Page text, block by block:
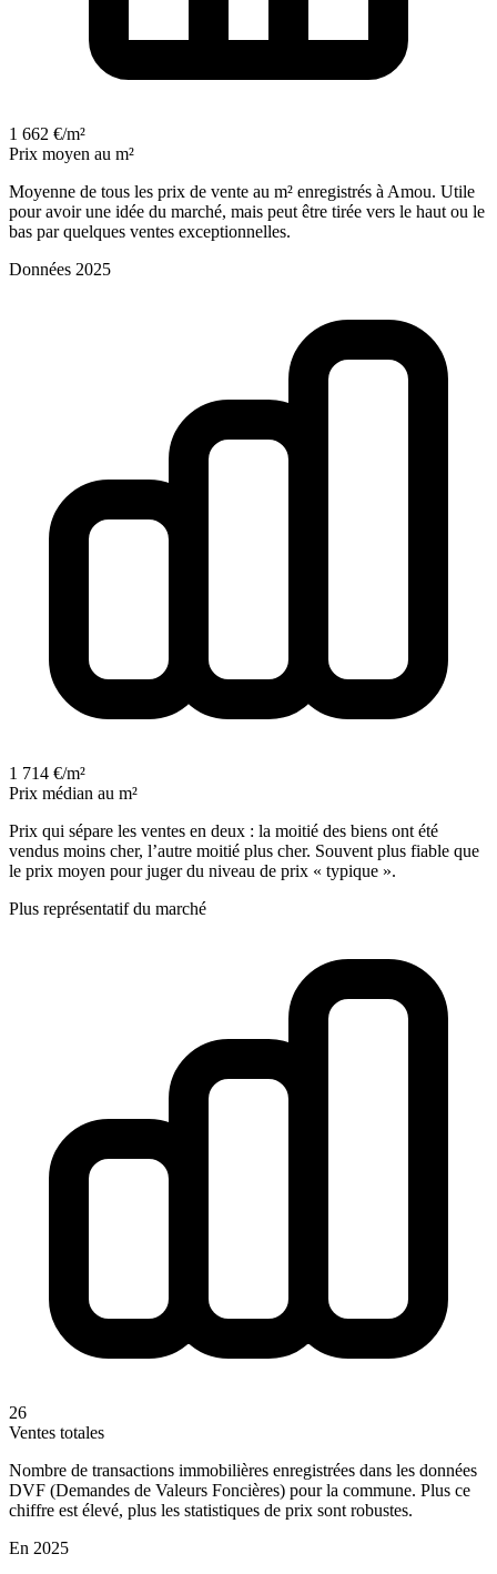
1 662 €/m²
Prix moyen au m²
Moyenne de tous les prix de vente au m² enregistrés à Amou. Utile
pour avoir une idée du marché, mais peut être tirée vers le haut ou le
bas par quelques ventes exceptionnelles.
Données 2025
1 714 €/m²
Prix médian au m²
Prix qui sépare les ventes en deux : la moitié des biens ont été
vendus moins cher, l’autre moitié plus cher. Souvent plus fiable que
le prix moyen pour juger du niveau de prix « typique ».
Plus représentatif du marché
26
Ventes totales
Nombre de transactions immobilières enregistrées dans les données
DVF (Demandes de Valeurs Foncières) pour la commune. Plus ce
chiffre est élevé, plus les statistiques de prix sont robustes.
En 2025